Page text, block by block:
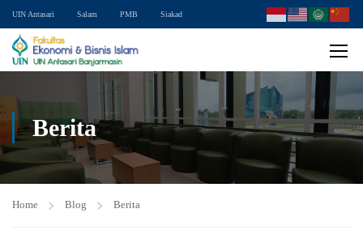
UIN Antasari Salam PMB Siakad
Berita
Home Blog Berita